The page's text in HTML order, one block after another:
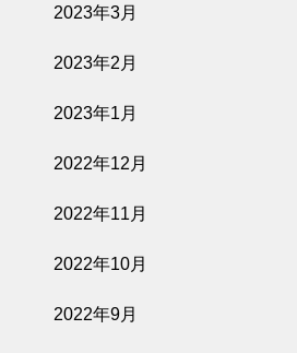
2023年3月
2023年2月
2023年1月
2022年12月
2022年11月
2022年10月
2022年9月